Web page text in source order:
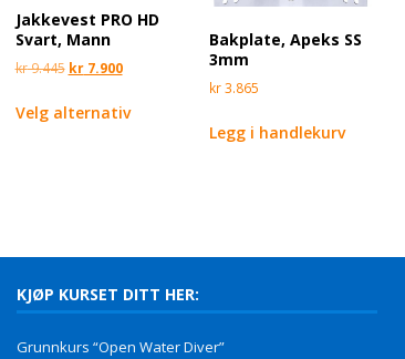
Jakkevest PRO HD
Svart, Mann
kr9.445 kr7.900
Velg alternativ
Bakplate, Apeks SS
3mm
kr3.865
Legg i handlekurv
KJØP KURSET DITT HER:
Grunnkurs “Open Water Diver”